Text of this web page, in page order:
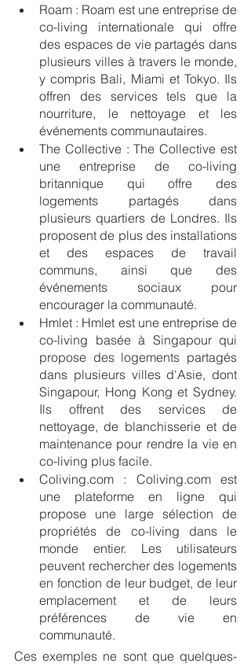
Roam : Roam est une entreprise de
co-living internationale qui offre
des espaces de vie partagés dans
plusieurs villes à travers le monde,
y compris Bali, Miami et Tokyo. Ils
offren des services tels que la
nourriture, le nettoyage et les
événements communautaires.
The Collective : The Collective est
une entreprise de co-living
britannique qui offre des
logements partagés dans
plusieurs quartiers de Londres. Ils
proposent de plus des installations
et des espaces de travail
communs, ainsi que des
événements sociaux pour
encourager la communauté.
Hmlet : Hmlet est une entreprise de
co-living basée à Singapour qui
propose des logements partagés
dans plusieurs villes d'Asie, dont
Singapour, Hong Kong et Sydney.
Ils offrent des services de
nettoyage, de blanchisserie et de
maintenance pour rendre la vie en
co-living plus facile.
Coliving.com : Coliving.com est
une plateforme en ligne qui
propose une large sélection de
propriétés de co-living dans le
monde entier. Les utilisateurs
peuvent rechercher des logements
en fonction de leur budget, de leur
emplacement et de leurs
préférences de vie en
communauté.
Ces exemples ne sont que quelques-